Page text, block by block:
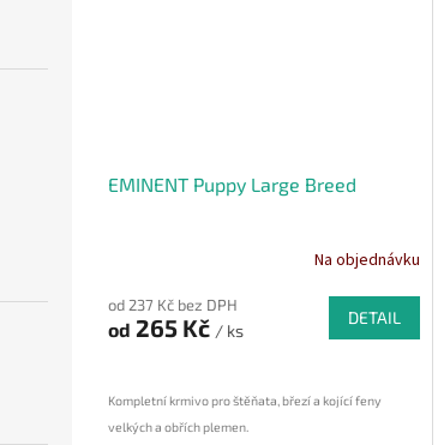
EMINENT Puppy Large Breed
Na objednávku
od 237 Kč bez DPH
od 265 Kč / ks
DETAIL
Kompletní krmivo pro štěňata, březí a kojící feny
velkých a obřích plemen.